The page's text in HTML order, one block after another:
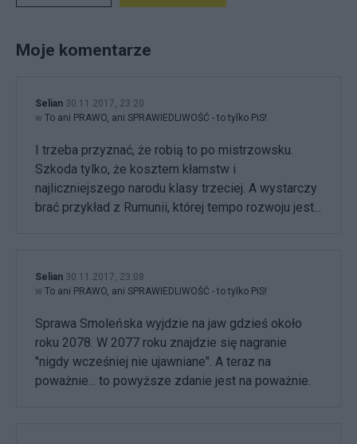
Moje komentarze
Selian 30.11.2017, 23:20
w To ani PRAWO, ani SPRAWIEDLIWOŚĆ - to tylko PiS!
I trzeba przyznać, że robią to po mistrzowsku.
Szkoda tylko, że kosztem kłamstw i
najliczniejszego narodu klasy trzeciej. A wystarczy
brać przykład z Rumunii, której tempo rozwoju jest...
Selian 30.11.2017, 23:08
w To ani PRAWO, ani SPRAWIEDLIWOŚĆ - to tylko PiS!
Sprawa Smoleńska wyjdzie na jaw gdzieś około
roku 2078. W 2077 roku znajdzie się nagranie
"nigdy wcześniej nie ujawniane". A teraz na
poważnie... to powyższe zdanie jest na poważnie.